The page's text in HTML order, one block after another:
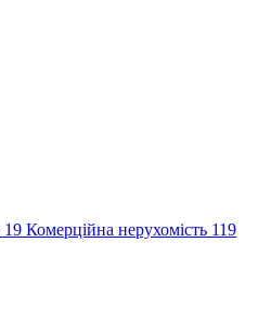
19 Комерційна нерухомість 119